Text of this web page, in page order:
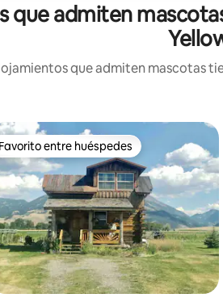
que admiten
que admiten mascotas
4.88 de 5, 222 reseñas
Favorito entre huéspedes
Favorito entre huéspedes